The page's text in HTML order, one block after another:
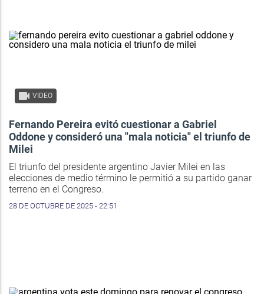
VIDEO
Fernando Pereira evitó cuestionar a Gabriel
Oddone y consideró una "mala noticia" el triunfo de
Milei
El triunfo del presidente argentino Javier Milei en las
elecciones de medio término le permitió a su partido ganar
terreno en el Congreso.
28 DE OCTUBRE DE 2025 - 22:51